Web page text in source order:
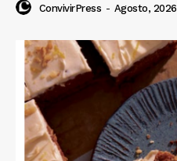
ConvivirPress - Agosto, 2026